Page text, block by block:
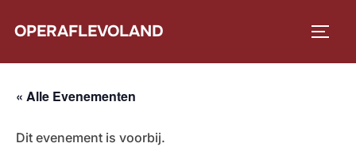
naarOPERAFLEVOLAND
« Alle Evenementen
Dit evenement is voorbij.